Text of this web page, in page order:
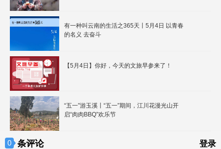
有一种叫云南的生活之365天丨5月4日 以青春
的名义 去奋斗
【5月4日】你好，今天的文旅早参来了！
“五一”游玉溪丨“五一”期间，江川花漫光山开
启“肉肉BBQ”欢乐节
0 条评论 登录